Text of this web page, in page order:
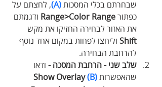
שבחרתם בכלי המסכות (A)
, לחצתם על
כפתור Range>Color Range ודגמתם
את האזור לבחירה החזיקו את מקש
Shift וליחצו לפחות במקום אחד נוסף
להרחבת הבחירה.
שלב שני - הרחבת המסכה - ודאו
שהאפשרות(B)
Show Overlay